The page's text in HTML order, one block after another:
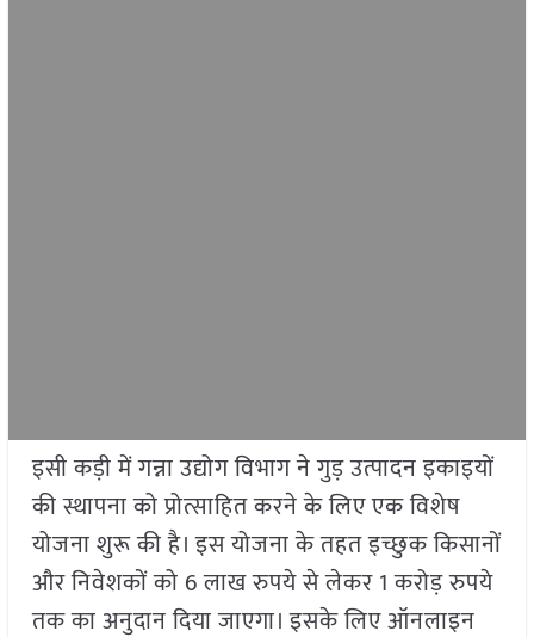
इसी कड़ी में गन्ना उद्योग विभाग ने गुड़ उत्पादन इकाइयों
की स्थापना को प्रोत्साहित करने के लिए एक विशेष
योजना शुरू की है। इस योजना के तहत इच्छुक किसानों
और निवेशकों को 6 लाख रुपये से लेकर 1 करोड़ रुपये
तक का अनुदान दिया जाएगा। इसके लिए ऑनलाइन